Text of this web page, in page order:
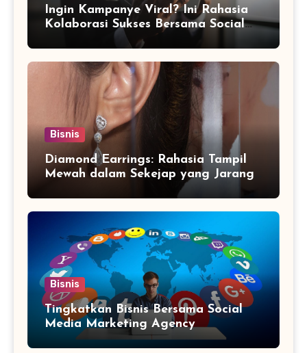
Ingin Kampanye Viral? Ini Rahasia
Kolaborasi Sukses Bersama Social
Media Marketing Agency
Bisnis
Diamond Earrings: Rahasia Tampil
Mewah dalam Sekejap yang Jarang
Bisnis
Tingkatkan Bisnis Bersama Social
Media Marketing Agency